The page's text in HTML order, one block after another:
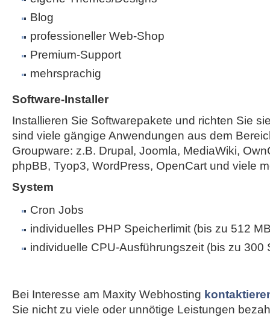
Blog
professioneller Web-Shop
Premium-Support
mehrsprachig
Software-Installer
Installieren Sie Softwarepakete und richten Sie
sind viele gängige Anwendungen aus dem
Groupware: z.B. Drupal, Joomla, MediaWiki,
phpBB, Tyop3, WordPress, OpenCart und viele
System
Cron Jobs
individuelles PHP Speicherlimit (bis zu 512
individuelle CPU-Ausführungszeit (bis zu 300
Bei Interesse am Maxity Webhosting
Sie nicht zu viele oder unnötige Leistungen